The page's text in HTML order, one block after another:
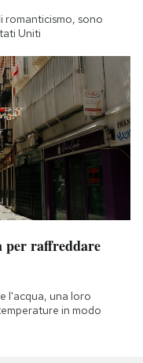
romanticismo, sono
Uniti
per raffreddare
l'acqua, una loro
in modo